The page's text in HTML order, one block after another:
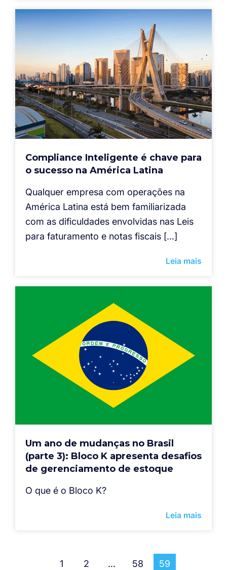
Compliance Inteligente é chave para
o sucesso na América Latina
Qualquer empresa com operações na
América Latina está bem familiarizada
com as dificuldades envolvidas nas Leis
para faturamento e notas fiscais […]
Leia mais
Um ano de mudanças no Brasil
(parte 3): Bloco K apresenta desafios
de gerenciamento de estoque
O que é o Bloco K?
Leia mais
1 2 … 58 59